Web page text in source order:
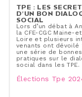
TPE : LES
D’UN BON
SOCIAL
Lors d’un débat à
la CFE-CGC Maine-​
Loire et plusieurs
ve­nants ont dévoilé
une série de bonnes
pratiques sur le
social dans les TPE.
Élections Tpe